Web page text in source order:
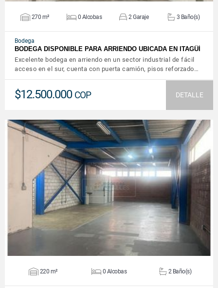
270 m² 0 Alcobas 2 Garaje 3 Baño(s)
Bodega
BODEGA DISPONIBLE PARA ARRIENDO UBICADA EN ITAGÜÍ
Excelente bodega en arriendo en un sector industrial de fácil
acceso en el sur, cuenta con puerta camión, pisos reforzado…
$12.500.000 COP DETALLE
VER DETALLES
220 m² 0 Alcobas 2 Baño(s)